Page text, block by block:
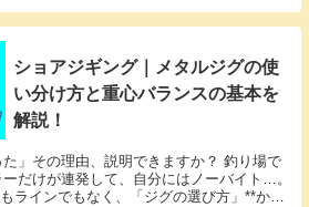
ショアジギング｜メタルジグの使
い分け方と重心バランスの基本を
解説！
た」その理由、説明できますか？ 釣り場で
だけが連発して、自分にはノーバイト…。
ラインでもなく、「ジグの選び方」**かも